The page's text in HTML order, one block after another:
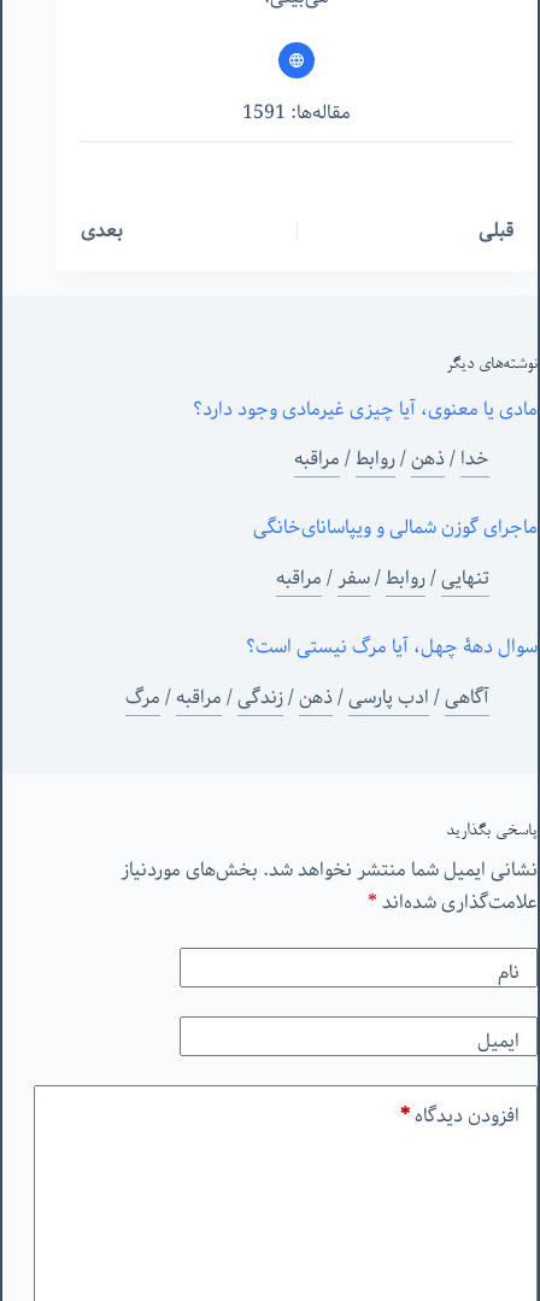
مقاله‌ها: 1591
قبلی بعدی
نوشته‌های‌ دیگر
مادی یا معنوی، آیا چیزی غیرمادی وجود دارد؟
خدا/ذهن/روابط/مراقبه
ماجرای گوزن شمالی و‌ ویپاسانای‌خانگی
تنهایی/روابط/سفر/مراقبه
سوال دهۀ چهل، آیا مرگ نیستی است؟
آگاهی/ادب پارسی/ذهن/زندگی/مراقبه/مرگ
پاسخی بگذارید
نشانی ایمیل شما منتشر نخواهد شد. بخش‌های موردنیاز
علامت‌گذاری شده‌اند*
نام
ایمیل
افزودن دیدگاه*